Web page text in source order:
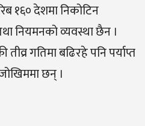
१६० देशमा निकोटिन
नियमनको व्यवस्था छैन ।
तीव्र गतिमा बढिरहे पनि पर्याप्त
छन् ।